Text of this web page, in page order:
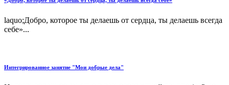
laquo;Добро, которое ты делаешь от сердца, ты делаешь всегда
себе»...
Интегрированное занятие "Мои добрые дела"